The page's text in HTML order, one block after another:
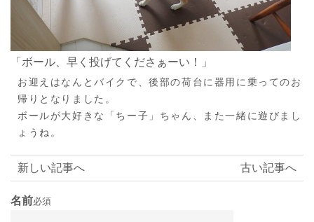
「ボール、早く投げてくださぁーい！」
お迎えはなんとバイクで、後部の荷台に器用に乗ってのお
帰りとなりました。
ボールが大好きな「ちー子」ちゃん、また一緒に遊びまし
ょうね。
古い記事へ
新しい記事へ
名前必須